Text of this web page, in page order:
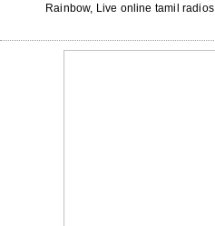
Rainbow, Live online tamil radios